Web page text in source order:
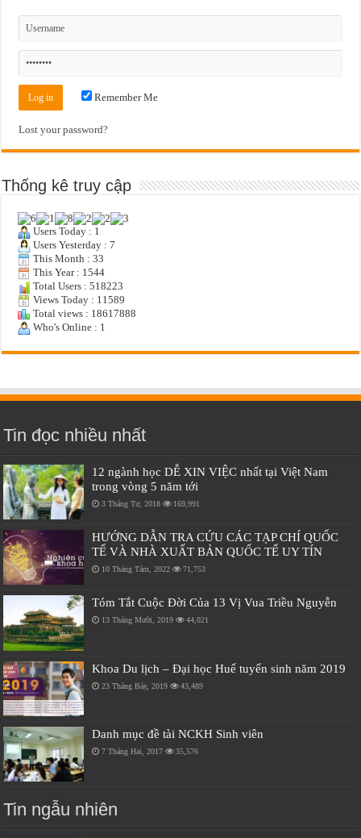
Remember Me
Lost your password?
Thống kê truy cập
Users Today : 1
Users Yesterday : 7
This Month : 33
This Year : 1544
Total Users : 518223
Views Today : 11589
Total views : 18617888
Who's Online : 1
Tin đọc nhiều nhất
12 ngành học DỄ XIN VIỆC nhất tại Việt Nam
trong vòng 5 năm tới
3 Tháng Tư, 2018 169,991
HƯỚNG DẪN TRA CỨU CÁC TẠP CHÍ QUỐC
TẾ VÀ NHÀ XUẤT BẢN QUỐC TẾ UY TÍN
10 Tháng Tám, 2022 71,753
Tóm Tắt Cuộc Đời Của 13 Vị Vua Triều Nguyễn
13 Tháng Mười, 2019 44,021
Khoa Du lịch – Đại học Huế tuyển sinh năm 2019
23 Tháng Bảy, 2019 43,489
Danh mục đề tài NCKH Sinh viên
7 Tháng Hai, 2017 35,576
Tin ngẫu nhiên